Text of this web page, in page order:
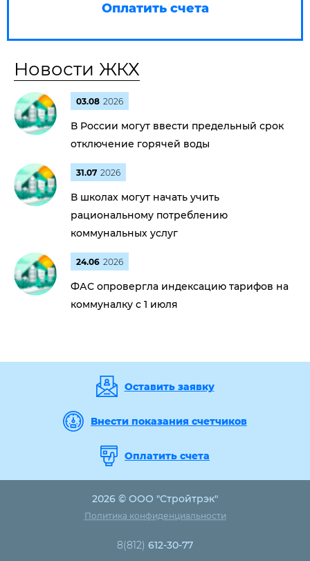
Оплатить счета
Новости ЖКХ
03.08 2026
В России могут ввести предельный срок
отключение горячей воды
31.07 2026
В школах могут начать учить
рациональному потреблению
коммунальных услуг
24.06 2026
ФАС опровергла индексацию тарифов на
коммуналку с 1 июля
Оставить заявку
Внести показания счетчиков
Оплатить счета
2026 © ООО "Стройтрэк"
Политика конфиденциальности
8(812) 612-30-77